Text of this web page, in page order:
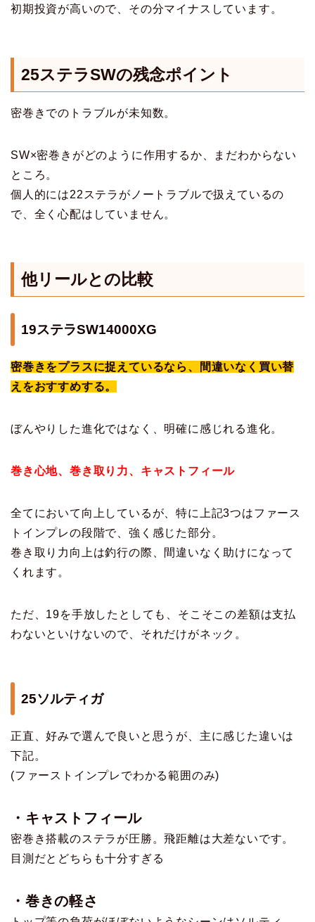
初期投資が高いので、その分マイナスしています。
25ステラSWの残念ポイント
密巻きでのトラブルが未知数。
SW×密巻きがどのように作用するか、まだわからない
ところ。
個人的には22ステラがノートラブルで扱えているの
で、全く心配はしていません。
他リールとの比較
19ステラSW14000XG
密巻きをプラスに捉えているなら、間違いなく買い替
えをおすすめする。
ぼんやりした進化ではなく、明確に感じれる進化。
巻き心地、巻き取り力、キャストフィール
全てにおいて向上しているが、特に上記3つはファース
トインプレの段階で、強く感じた部分。
巻き取り力向上は釣行の際、間違いなく助けになって
くれます。
ただ、19を手放したとしても、そこそこの差額は支払
わないといけないので、それだけがネック。
25ソルティガ
正直、好みで選んで良いと思うが、主に感じた違いは
下記。
(ファーストインプレでわかる範囲のみ)
・キャストフィール
密巻き搭載のステラが圧勝。飛距離は大差ないです。
目測だとどちらも十分すぎる
・巻きの軽さ